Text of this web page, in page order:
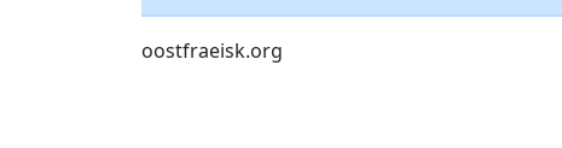
oostfraeisk.org